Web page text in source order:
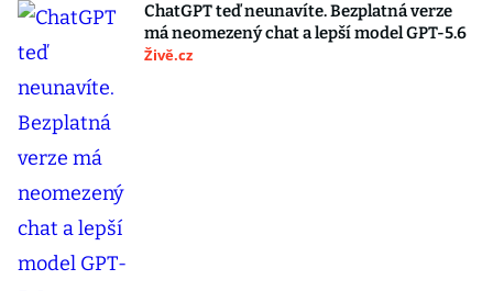
ChatGPT teď neunavíte. Bezplatná verze
má neomezený chat a lepší model GPT-5.6
Živě.cz